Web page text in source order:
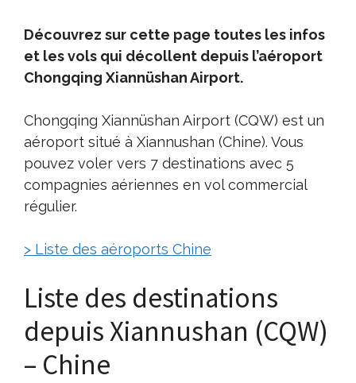
Découvrez sur cette page toutes les infos
et les vols qui décollent depuis l’aéroport
Chongqing Xiannüshan Airport.
Chongqing Xiannüshan Airport (CQW) est un
aéroport situé à Xiannushan (Chine). Vous
pouvez voler vers 7 destinations avec 5
compagnies aériennes en vol commercial
régulier.
> Liste des aéroports Chine
Liste des destinations
depuis Xiannushan (CQW)
– Chine